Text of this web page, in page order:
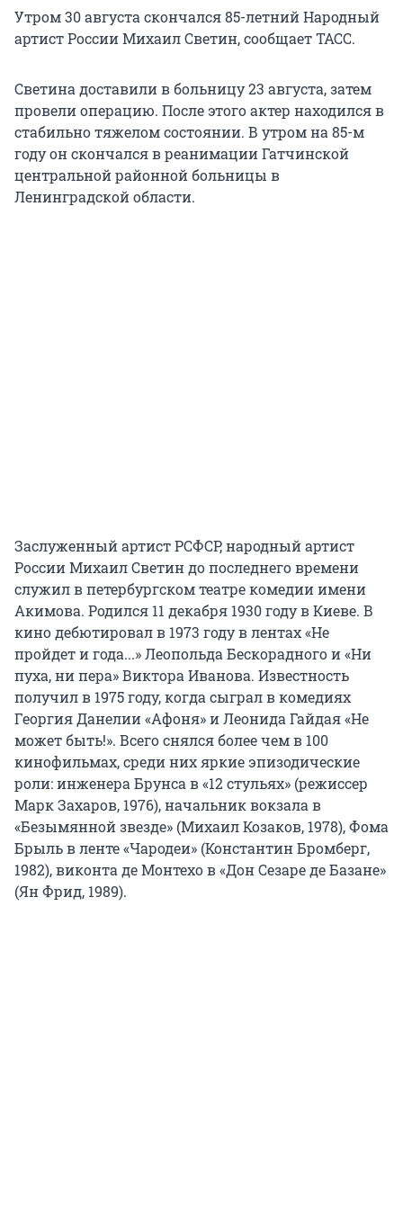
Утром 30 августа скончался 85-летний Народный
артист России Михаил Светин, сообщает ТАСС.
Светина доставили в больницу 23 августа, затем
провели операцию. После этого актер находился в
стабильно тяжелом состоянии. В утром на 85-м
году он скончался в реанимации Гатчинской
центральной районной больницы в
Ленинградской области.
Заслуженный артист РСФСР, народный артист
России Михаил Светин до последнего времени
служил в петербургском театре комедии имени
Акимова. Родился 11 декабря 1930 году в Киеве. В
кино дебютировал в 1973 году в лентах «Не
пройдет и года...» Леопольда Бескорадного и «Ни
пуха, ни пера» Виктора Иванова. Известность
получил в 1975 году, когда сыграл в комедиях
Георгия Данелии «Афоня» и Леонида Гайдая «Не
может быть!». Всего снялся более чем в 100
кинофильмах, среди них яркие эпизодические
роли: инженера Брунса в «12 стульях» (режиссер
Марк Захаров, 1976), начальник вокзала в
«Безымянной звезде» (Михаил Козаков, 1978), Фома
Брыль в ленте «Чародеи» (Константин Бромберг,
1982), виконта де Монтехо в «Дон Сезаре де Базане»
(Ян Фрид, 1989).